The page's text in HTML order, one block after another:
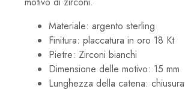
Materiale: argento sterling
Finitura: placcatura in oro 18 Kt
Pietre: Zirconi bianchi
Dimensione delle motivo: 15 mm
Lunghezza della catena: chiusura